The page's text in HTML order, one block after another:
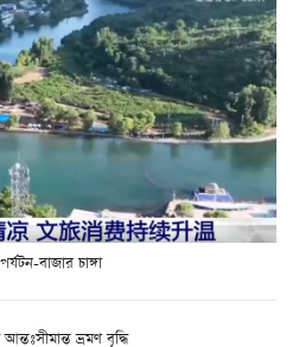
বাজার চাঙ্গা
ভ্রমণ বৃদ্ধি